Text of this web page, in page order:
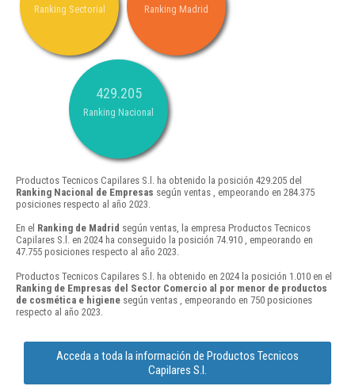
Ranking Sectorial Ranking Madrid
429.205
Ranking Nacional
Productos Tecnicos Capilares S.l. ha obtenido la posición 429.205 del
Ranking Nacional de Empresas según ventas , empeorando en 284.375
posiciones respecto al año 2023.
En el Ranking de Madrid según ventas, la empresa Productos Tecnicos
Capilares S.l. en 2024 ha conseguido la posición 74.910 , empeorando en
47.755 posiciones respecto al año 2023.
Productos Tecnicos Capilares S.l. ha obtenido en 2024 la posición 1.010 en el
Ranking de Empresas del Sector Comercio al por menor de productos
de cosmética e higiene según ventas , empeorando en 750 posiciones
respecto al año 2023.
Acceda a toda la información de Productos Tecnicos
Capilares S.l.